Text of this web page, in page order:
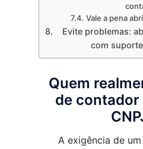
Vale a pena
Evite problemas:
com
Quem
de
A exigência de